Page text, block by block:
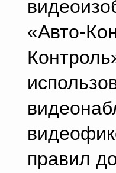
«Авто-
правил